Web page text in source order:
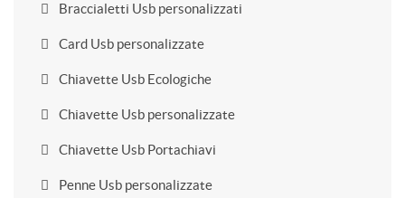
Braccialetti Usb personalizzati
Card Usb personalizzate
Chiavette Usb Ecologiche
Chiavette Usb personalizzate
Chiavette Usb Portachiavi
Penne Usb personalizzate